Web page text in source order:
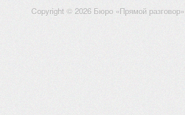
Copyright © 2026 Бюро «Прямой